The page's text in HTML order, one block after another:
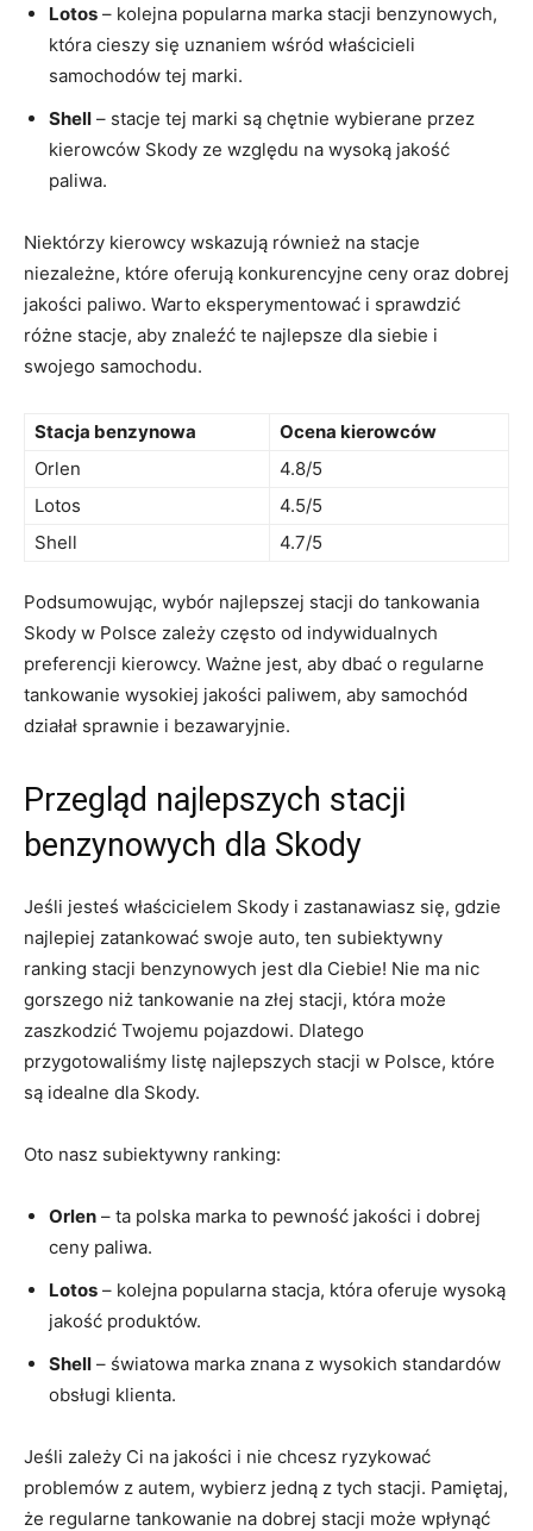
Lotos – kolejna popularna marka stacji benzynowych,
która cieszy się uznaniem wśród właścicieli
samochodów tej marki.
Shell – stacje tej marki są chętnie wybierane przez
kierowców Skody ze względu na wysoką jakość
paliwa.
Niektórzy kierowcy wskazują również na stacje
niezależne, które oferują konkurencyjne ceny oraz dobrej
jakości paliwo. Warto eksperymentować i sprawdzić
różne stacje, aby znaleźć te najlepsze dla siebie i
swojego samochodu.
Stacja benzynowa
Ocena kierowców
Orlen
4.8/5
Lotos
4.5/5
Shell
4.7/5
Podsumowując, wybór najlepszej stacji do tankowania
Skody w Polsce zależy często od indywidualnych
preferencji kierowcy. Ważne jest, aby dbać o regularne
tankowanie wysokiej jakości paliwem, aby samochód
działał sprawnie i bezawaryjnie.
Przegląd najlepszych stacji
benzynowych dla Skody
Jeśli jesteś właścicielem Skody i zastanawiasz się, gdzie
najlepiej zatankować swoje auto, ten subiektywny
ranking stacji benzynowych jest dla Ciebie! Nie ma nic
gorszego niż tankowanie na złej stacji, która może
zaszkodzić Twojemu pojazdowi. Dlatego
przygotowaliśmy listę najlepszych stacji w Polsce, które
są idealne dla Skody.
Oto nasz subiektywny ranking:
Orlen – ta polska marka to pewność jakości i dobrej
ceny paliwa.
Lotos – kolejna popularna stacja, która oferuje wysoką
jakość produktów.
Shell – światowa marka znana z wysokich standardów
obsługi klienta.
Jeśli zależy Ci na jakości i nie chcesz ryzykować
problemów z autem, wybierz jedną z tych stacji. Pamiętaj,
że regularne tankowanie na dobrej stacji może wpłynąć